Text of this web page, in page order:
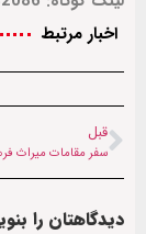
اخبار مرتبط
قبل
دیدگاهتان را